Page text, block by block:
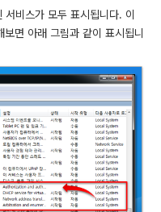
비스가 모두 표시됩니다. 이
면 아래 그림과 같이 표시됩니